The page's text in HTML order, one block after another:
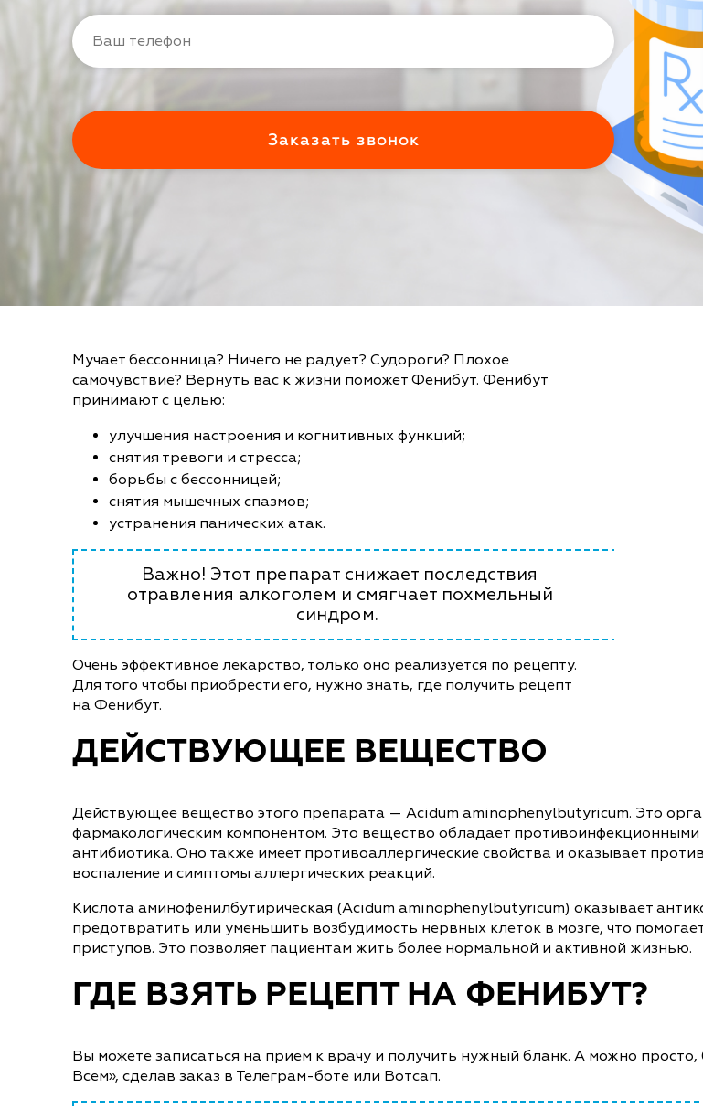
Мучает бессонница? Ничего не радует? Судороги? Плохое
самочувствие? Вернуть вас к жизни поможет Фенибут. Фенибут
принимают с целью:
улучшения настроения и когнитивных функций;
снятия тревоги и стресса;
борьбы с бессонницей;
снятия мышечных спазмов;
устранения панических атак.
Важно! Этот препарат снижает последствия
отравления алкоголем и смягчает похмельный
синдром.
Очень эффективное лекарство, только оно реализуется по рецепту.
Для того чтобы приобрести его, нужно знать, где получить рецепт
на Фенибут.
ДЕЙСТВУЮЩЕЕ ВЕЩЕСТВО
Действующее вещество этого препарата — Acidum aminophenylbutyricum. Это
фармакологическим компонентом. Это вещество обладает противоинфекционными
антибиотика. Оно также имеет противоаллергические свойства и оказывает
воспаление и симптомы аллергических реакций.
Кислота аминофенилбутирическая (Acidum aminophenylbutyricum) оказывает
предотвратить или уменьшить возбудимость нервных клеток в мозге, что
приступов. Это позволяет пациентам жить более нормальной и активной жизнью.
ГДЕ ВЗЯТЬ РЕЦЕПТ НА ФЕНИБУТ?
Вы можете записаться на прием к врачу и получить нужный бланк. А можно
Всем», сделав заказ в Телеграм-боте или Вотсап.